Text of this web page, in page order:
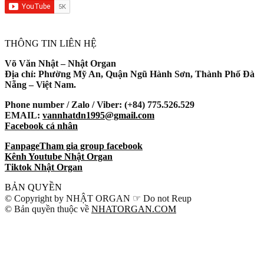
THÔNG TIN LIÊN HỆ
Võ Văn Nhật – Nhật Organ
Địa chỉ: Phường Mỹ An, Quận Ngũ Hành Sơn, Thành Phố Đà
Nẵng – Việt Nam.
Phone number / Zalo / Viber: (+84) 775.526.529
EMAIL: vannhatdn1995@gmail.com
Facebook cá nhân
FanpageTham gia group facebook
Kênh Youtube Nhật Organ
Tiktok Nhật Organ
BẢN QUYỀN
© Copyright by NHẬT ORGAN ☞ Do not Reup
© Bản quyền thuộc về NHATORGAN.COM